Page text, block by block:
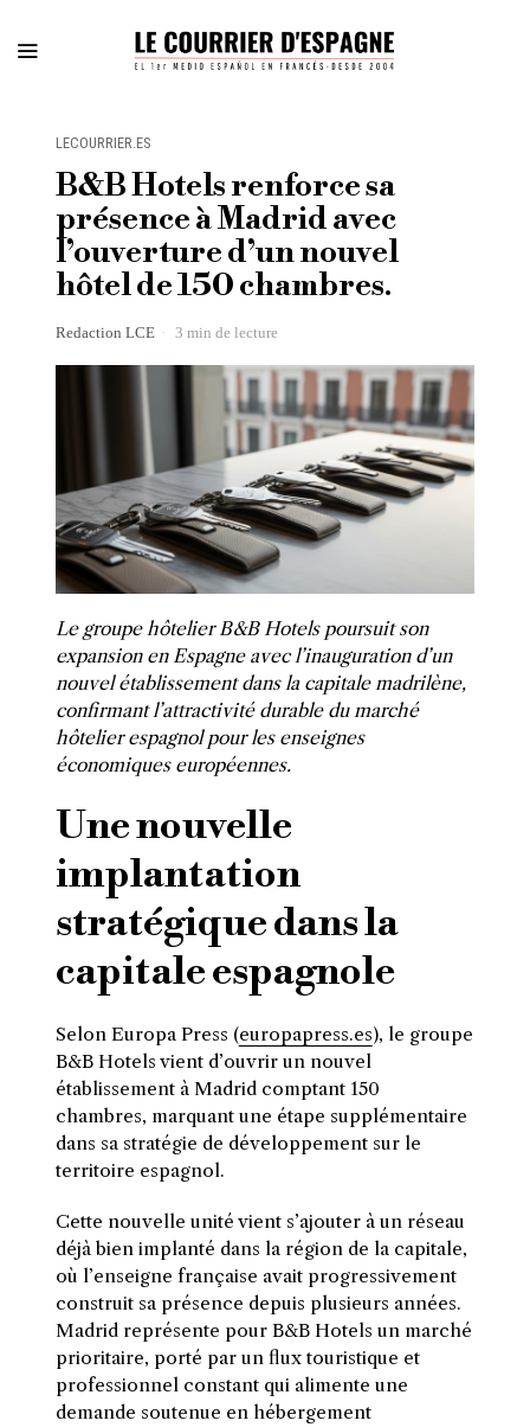
LECOURRIER.ES
B&B Hotels renforce sa
présence à Madrid avec
l’ouverture d’un nouvel
hôtel de 150 chambres.
Redaction LCE 3 min de lecture
Le groupe hôtelier B&B Hotels poursuit son
expansion en Espagne avec l’inauguration d’un
nouvel établissement dans la capitale madrilène,
confirmant l’attractivité durable du marché
hôtelier espagnol pour les enseignes
économiques européennes.
Une nouvelle
implantation
stratégique dans la
capitale espagnole
Selon Europa Press (europapress.es), le groupe
B&B Hotels vient d’ouvrir un nouvel
établissement à Madrid comptant 150
chambres, marquant une étape supplémentaire
dans sa stratégie de développement sur le
territoire espagnol.
Cette nouvelle unité vient s’ajouter à un réseau
déjà bien implanté dans la région de la capitale,
où l’enseigne française avait progressivement
construit sa présence depuis plusieurs années.
Madrid représente pour B&B Hotels un marché
prioritaire, porté par un flux touristique et
professionnel constant qui alimente une
demande soutenue en hébergement